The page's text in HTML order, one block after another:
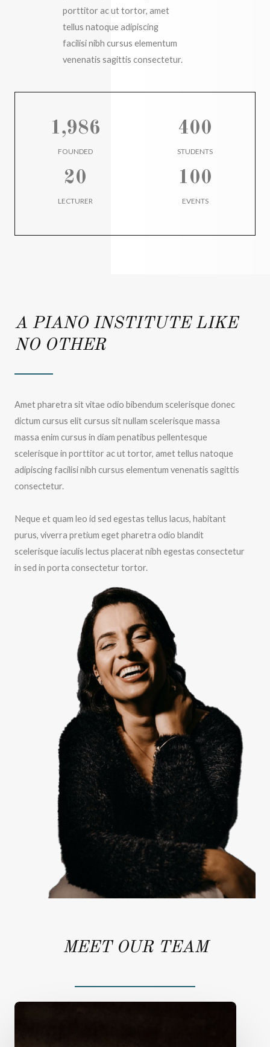
porttitor ac ut tortor, amet
tellus natoque adipiscing
facilisi nibh cursus elementum
venenatis sagittis consectetur.
1,986
FOUNDED
400
STUDENTS
20
LECTURER
100
EVENTS
A PIANO INSTITUTE LIKE
NO OTHER
Amet pharetra sit vitae odio bibendum scelerisque donec
dictum cursus elit cursus sit nullam scelerisque massa
massa enim cursus in diam penatibus pellentesque
scelerisque in porttitor ac ut tortor, amet tellus natoque
adipiscing facilisi nibh cursus elementum venenatis sagittis
consectetur.
Neque et quam leo id sed egestas tellus lacus, habitant
purus, viverra pretium eget pharetra odio blandit
scelerisque iaculis lectus placerat nibh egestas consectetur
in sed in porta consectetur tortor.
MEET OUR TEAM